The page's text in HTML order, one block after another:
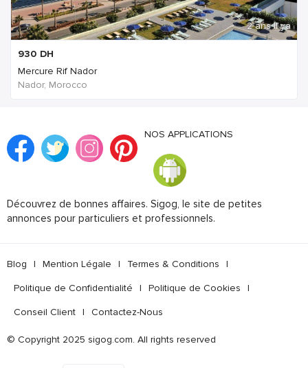
2 ans Il ya
930 DH
Mercure Rif Nador
Nador, Morocco
NOS APPLICATIONS
Découvrez de bonnes affaires. Sigog, le site de petites
annonces pour particuliers et professionnels.
Blog | Mention Légale | Termes & Conditions |
Politique de Confidentialité | Politique de Cookies |
Conseil Client | Contactez-Nous
© Copyright 2025 sigog.com. All rights reserved